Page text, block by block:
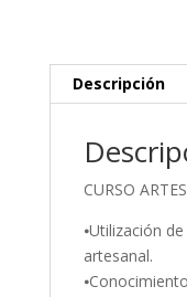
Descripción
CURSO
⦁Utilización
artesanal.